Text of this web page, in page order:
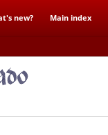
new? Main index